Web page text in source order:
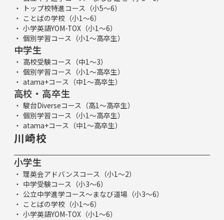
トップ校特進コース（小5～6）
ことばの学校（小1～6）
小学英語YOM-TOX（小1～6）
個別学習コース（小1～高卒生）
中学生
高校受験コース（中1～3）
個別学習コース（小1～高卒生）
atama+コース（中1～高卒生）
高校・高卒生
駿台Diverseコース（高1～高卒生）
個別学習コース（小1～高卒生）
atama+コース（中1～高卒生）
川崎校
小学生
理英会アドバンスコース（小1～2）
中学受験コース（小3～6）
公立中学進学コース～まなび道場（小3～6）
ことばの学校（小1～6）
小学英語YOM-TOX（小1～6）